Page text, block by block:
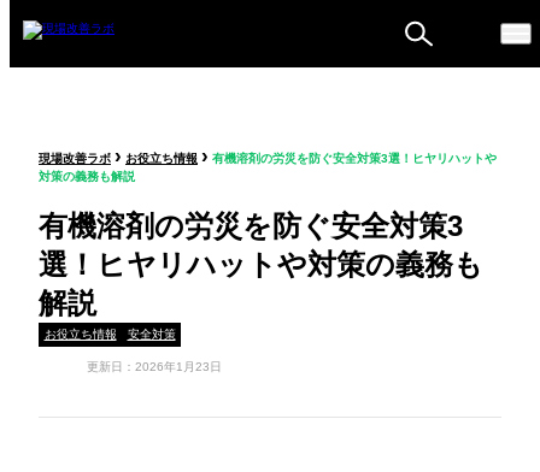
ム
セミナー
現場改善ラボ › お役立ち情報 › 有機溶剤の労災を防ぐ安全対策3選！ヒヤリハットや
対策の義務も解説
有機溶剤の労災を防ぐ安全対策3
選！ヒヤリハットや対策の義務も
解説
お役立ち情報 安全対策
更新日：2026年1月23日